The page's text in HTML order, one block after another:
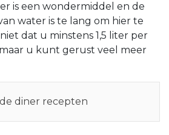
is een wondermiddel en de
water is te lang om hier te
dat u minstens 1,5 liter per
u kunt gerust veel meer
diner recepten